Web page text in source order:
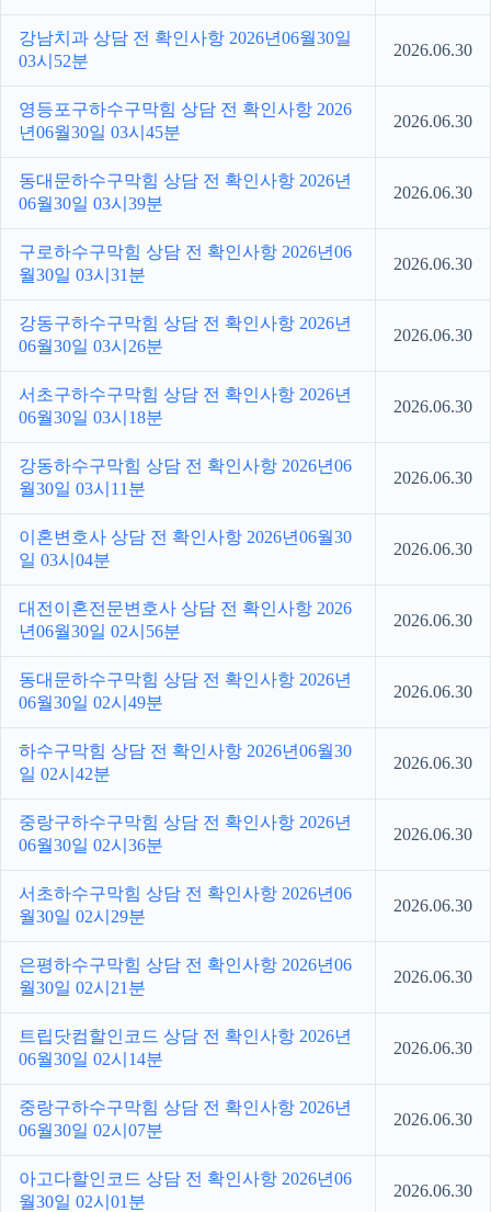
강남치과 상담 전 확인사항 2026년06월30일
03시52분
2026.06.30
영등포구하수구막힘 상담 전 확인사항 2026
년06월30일 03시45분
2026.06.30
동대문하수구막힘 상담 전 확인사항 2026년
06월30일 03시39분
2026.06.30
구로하수구막힘 상담 전 확인사항 2026년06
월30일 03시31분
2026.06.30
강동구하수구막힘 상담 전 확인사항 2026년
06월30일 03시26분
2026.06.30
서초구하수구막힘 상담 전 확인사항 2026년
06월30일 03시18분
2026.06.30
강동하수구막힘 상담 전 확인사항 2026년06
월30일 03시11분
2026.06.30
이혼변호사 상담 전 확인사항 2026년06월30
일 03시04분
2026.06.30
대전이혼전문변호사 상담 전 확인사항 2026
년06월30일 02시56분
2026.06.30
동대문하수구막힘 상담 전 확인사항 2026년
06월30일 02시49분
2026.06.30
하수구막힘 상담 전 확인사항 2026년06월30
일 02시42분
2026.06.30
중랑구하수구막힘 상담 전 확인사항 2026년
06월30일 02시36분
2026.06.30
서초하수구막힘 상담 전 확인사항 2026년06
월30일 02시29분
2026.06.30
은평하수구막힘 상담 전 확인사항 2026년06
월30일 02시21분
2026.06.30
트립닷컴할인코드 상담 전 확인사항 2026년
06월30일 02시14분
2026.06.30
중랑구하수구막힘 상담 전 확인사항 2026년
06월30일 02시07분
2026.06.30
아고다할인코드 상담 전 확인사항 2026년06
월30일 02시01분
2026.06.30